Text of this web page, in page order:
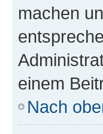
machen
einem
Nach